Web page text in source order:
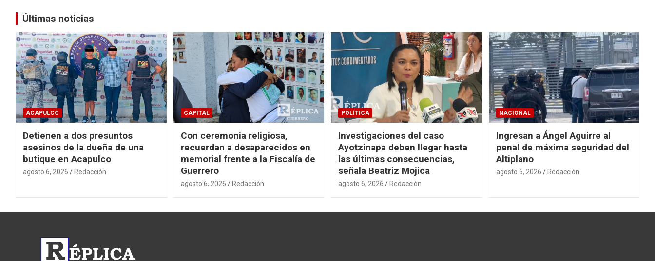
Últimas noticias
ACAPULCO
Detienen a dos presuntos
asesinos de la dueña de una
butique en Acapulco
agosto 6, 2026 Redacción
CAPITAL
Con ceremonia religiosa,
recuerdan a desaparecidos en
memorial frente a la Fiscalía de
Guerrero
agosto 6, 2026 Redacción
POLÍTICA
Investigaciones del caso
Ayotzinapa deben llegar hasta
las últimas consecuencias,
señala Beatriz Mojica
agosto 6, 2026 Redacción
NACIONAL
Ingresan a Ángel Aguirre al
penal de máxima seguridad del
Altiplano
agosto 6, 2026 Redacción